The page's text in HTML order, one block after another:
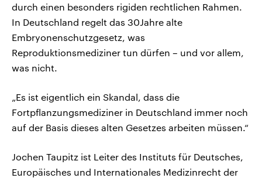
durch einen besonders rigiden rechtlichen Rahmen.
In Deutschland regelt das 30Jahre alte
Embryonenschutzgesetz, was
Reproduktionsmediziner tun dürfen – und vor allem,
was nicht.
„Es ist eigentlich ein Skandal, dass die
Fortpflanzungsmediziner in Deutschland immer noch
auf der Basis dieses alten Gesetzes arbeiten müssen.“
Jochen Taupitz ist Leiter des Instituts für Deutsches,
Europäisches und Internationales Medizinrecht der